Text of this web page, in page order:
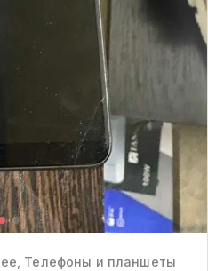
Телефоны и планшеты